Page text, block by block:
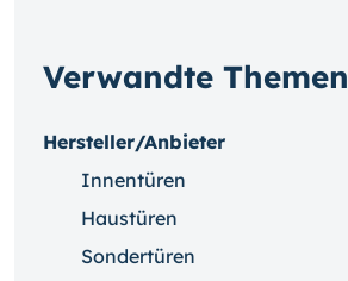
Verwandte Themen
Hersteller/Anbieter
Innentüren
Haustüren
Sondertüren